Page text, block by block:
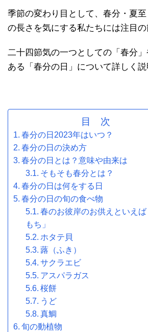
季節の変わり目として、春分・夏
の長さを気にする私たちには注目の
二十四節気の一つとしての「春分
ある「春分の日」について詳しく説
目 次
春分の日2023年はいつ？
春分の日の決め方
春分の日とは？意味や由来は
そもそも春分とは？
春分の日は何をする日
春分の日の旬の食べ物
春のお彼岸のお供えといえば
もち」
ホタテ貝
蕗（ふき）
サクラエビ
アスパラガス
桜餅
うど
真鯛
旬の動植物